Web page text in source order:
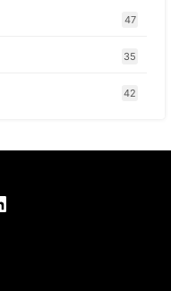
47
35
42